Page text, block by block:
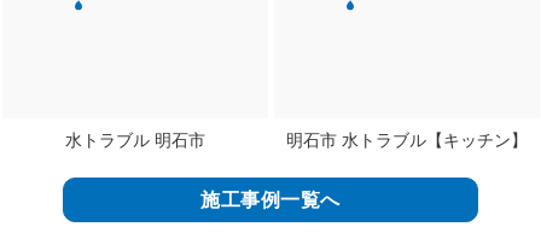
水トラブル 明石市 明石市 水トラブル【キッチン】
施工事例一覧へ